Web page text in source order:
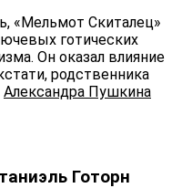
«Мельмот Скиталец»
готических
Он оказал влияние
родственника
Александра Пушкина
Готорн